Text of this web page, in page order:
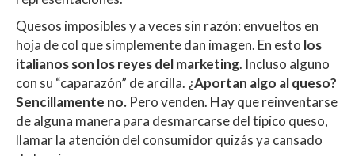
Quesos imposibles y a veces sin razón: envueltos en
hoja de col que simplemente dan imagen. En esto los
italianos son los reyes del marketing. Incluso alguno
con su “caparazón” de arcilla. ¿Aportan algo al queso?
Sencillamente no. Pero venden. Hay que reinventarse
de alguna manera para desmarcarse del típico queso,
llamar la atención del consumidor quizás ya cansado